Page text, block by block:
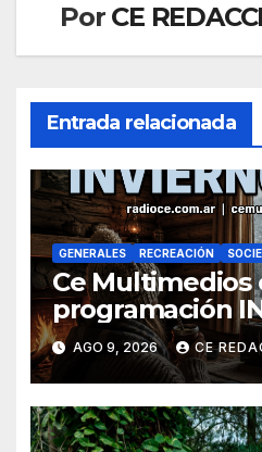
Por CE
Entrada relacionada
GENERALES RECREACIÓN
Ce Multimedios
programación
Radio Ce
AGO 9, 2026 CE